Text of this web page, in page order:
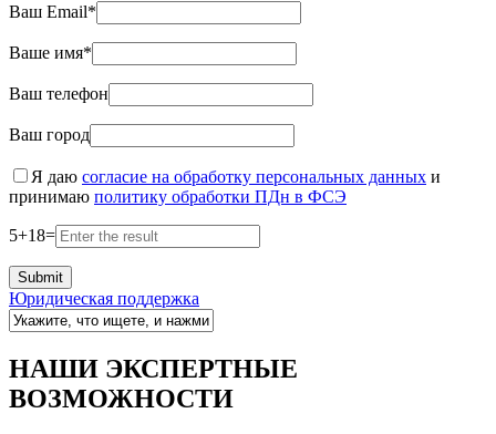
Ваш Email*
Ваше имя*
Ваш телефон
Ваш город
Я даю согласие на обработку персональных данных и
принимаю политику обработки ПДн в ФСЭ
5+18=
Юридическая поддержка
НАШИ ЭКСПЕРТНЫЕ
ВОЗМОЖНОСТИ